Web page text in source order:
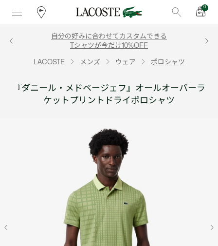
0
自分の好みに合わせてカスタムできる
Tシャツが今だけ10%OFF
LACOSTE メンズ ウェア ポロシャツ
『ダニール・メドベージェフ』オールオーバーラ
ケットプリントドライポロシャツ